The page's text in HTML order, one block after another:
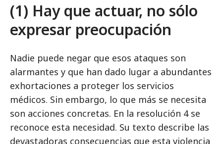
(1) Hay que actuar, no sólo
expresar preocupación
Nadie puede negar que esos ataques son
alarmantes y que han dado lugar a abundantes
exhortaciones a proteger los servicios
médicos. Sin embargo, lo que más se necesita
son acciones concretas. En la resolución 4 se
reconoce esta necesidad. Su texto describe las
devastadoras consecuencias que esta violencia